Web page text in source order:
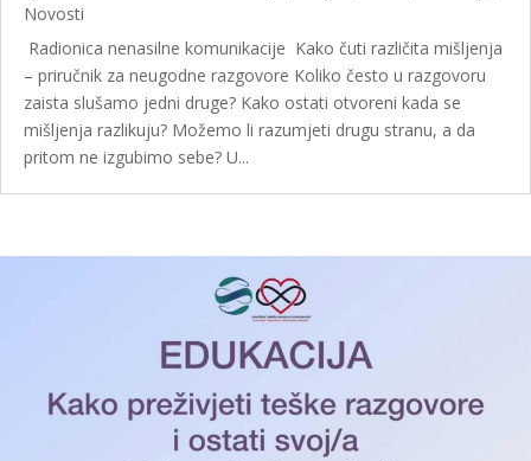
Novosti
Radionica nenasilne komunikacije Kako čuti različita mišljenja
– priručnik za neugodne razgovore Koliko često u razgovoru
zaista slušamo jedni druge? Kako ostati otvoreni kada se
mišljenja razlikuju? Možemo li razumjeti drugu stranu, a da
pritom ne izgubimo sebe? U...